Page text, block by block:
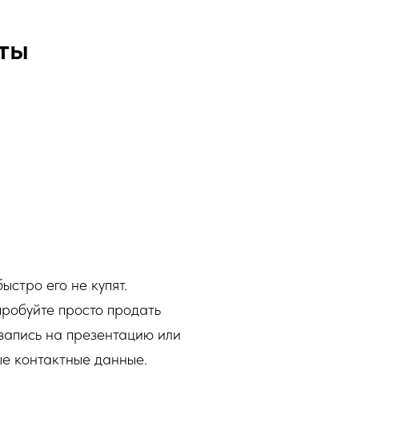
его не купят.
просто продать
на презентацию или
контактные данные.